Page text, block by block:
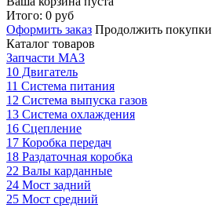
Итого: 0 руб
Оформить заказ Продолжить покупки
Каталог товаров
Запчасти МАЗ
10 Двигатель
11 Система питания
12 Система выпуска газов
13 Система охлаждения
16 Сцепление
17 Коробка передач
18 Раздаточная коробка
22 Валы карданные
24 Мост задний
25 Мост средний